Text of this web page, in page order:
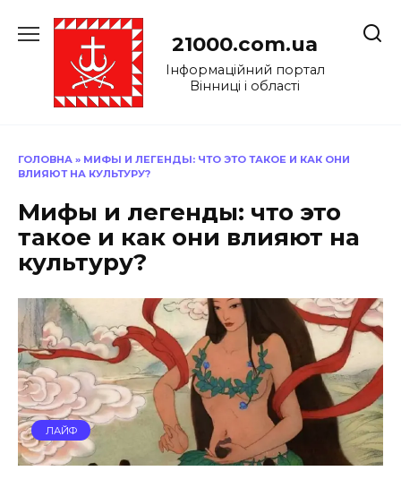
до
21000.com.ua
Інформаційний портал
Вінниці і області
ГОЛОВНА » МИФЫ И ЛЕГЕНДЫ: ЧТО ЭТО ТАКОЕ И КАК ОНИ
ВЛИЯЮТ НА КУЛЬТУРУ?
Мифы и легенды: что это
такое и как они влияют на
культуру?
ЛАЙФ